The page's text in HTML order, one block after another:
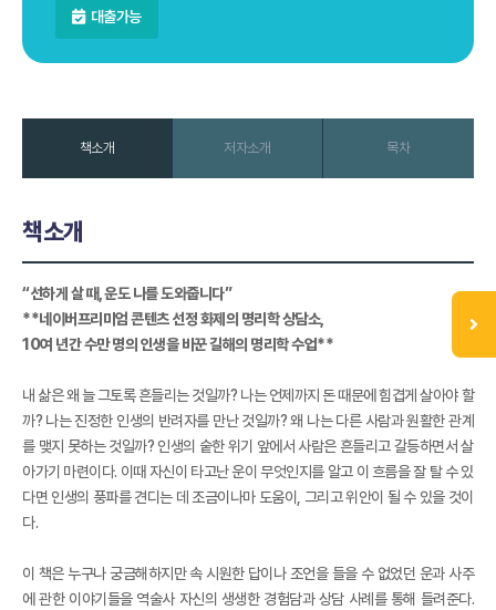
대출가능
책소개 저자소개 목차
책소개
“선하게 살 때, 운도 나를 도와줍니다”
**네이버프리미엄 콘텐츠 선정 화제의 명리학 상담소,
10여 년간 수만 명의 인생을 바꾼 길해의 명리학 수업**
내 삶은 왜 늘 그토록 흔들리는 것일까? 나는 언제까지 돈 때문에 힘겹게 살아야 할
까? 나는 진정한 인생의 반려자를 만난 것일까? 왜 나는 다른 사람과 원활한 관계
를 맺지 못하는 것일까? 인생의 숱한 위기 앞에서 사람은 흔들리고 갈등하면서 살
아가기 마련이다. 이때 자신이 타고난 운이 무엇인지를 알고 이 흐름을 잘 탈 수 있
다면 인생의 풍파를 견디는 데 조금이나마 도움이, 그리고 위안이 될 수 있을 것이
다.
이 책은 누구나 궁금해하지만 속 시원한 답이나 조언을 들을 수 없었던 운과 사주
에 관한 이야기들을 역술사 자신의 생생한 경험담과 상담 사례를 통해 들려준다.